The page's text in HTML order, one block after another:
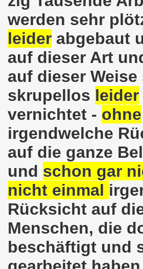
werden sehr
leider abgebaut
auf dieser Art
auf dieser Weise
skrupellos leider
vernichtet - ohne
irgendwelche
auf die ganze
und schon gar
nicht einmal
Rücksicht auf
Menschen, die
beschäftigt und
auf der 644. Gelsenkirchener
Rechtsruck der Bundesregierung
auch am 24.09.2017 für die
zur Bundestagswahl in
im direkten Gespräch -
ARGE Gelsenkirchen ein
feiert Erfolg -
30-Stunden-Woche bei vollem
Bewegung wird zum
Gelsenkirchener
Bewegung steht solidarisch
machende Demonstration